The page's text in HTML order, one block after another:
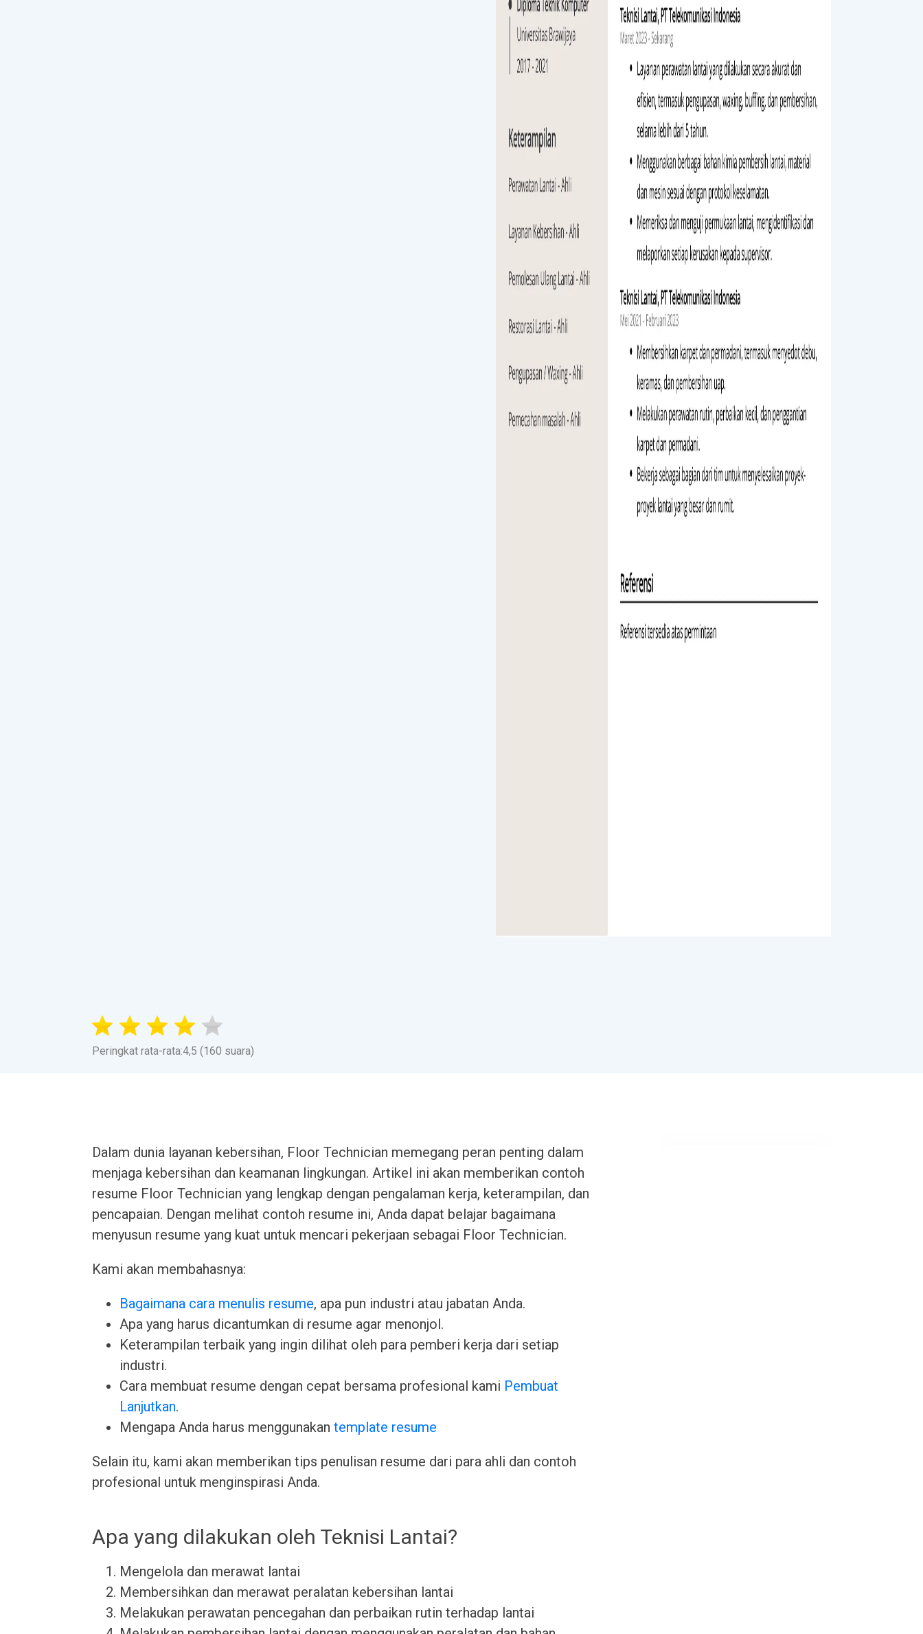
Peringkat rata-rata:4,5 (160 suara)
Dalam dunia layanan kebersihan, Floor Technician memegang peran penting dalam
menjaga kebersihan dan keamanan lingkungan. Artikel ini akan memberikan contoh
resume Floor Technician yang lengkap dengan pengalaman kerja, keterampilan, dan
pencapaian. Dengan melihat contoh resume ini, Anda dapat belajar bagaimana
menyusun resume yang kuat untuk mencari pekerjaan sebagai Floor Technician.
Kami akan membahasnya:
Bagaimana cara menulis resume, apa pun industri atau jabatan Anda.
Apa yang harus dicantumkan di resume agar menonjol.
Keterampilan terbaik yang ingin dilihat oleh para pemberi kerja dari setiap
industri.
Cara membuat resume dengan cepat bersama profesional kami Pembuat
Lanjutkan.
Mengapa Anda harus menggunakantemplate resume
Selain itu, kami akan memberikan tips penulisan resume dari para ahli dan contoh
profesional untuk menginspirasi Anda.
Apa yang dilakukan oleh Teknisi Lantai?
Mengelola dan merawat lantai
Membersihkan dan merawat peralatan kebersihan lantai
Melakukan perawatan pencegahan dan perbaikan rutin terhadap lantai